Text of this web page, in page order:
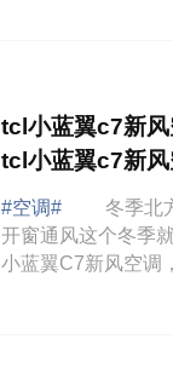
tcl小蓝翼c7新风
tcl小蓝翼c7新
#空调#
冬季北方
开窗通风这个冬季
小蓝翼C7新风空调
为大家介绍下tcl小